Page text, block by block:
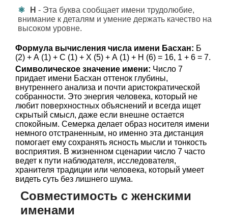
Н - Эта буква сообщает имени трудолюбие,
внимание к деталям и умение держать качество на
высоком уровне.
Формула вычисления числа имени Басхан: Б
(2) + А (1) + С (1) + Х (5) + А (1) + Н (6) = 16, 1 + 6 = 7.
Символическое значение имени: Число 7
придает имени Басхан оттенок глубины,
внутреннего анализа и почти аристократической
собранности. Это энергия человека, который не
любит поверхностных объяснений и всегда ищет
скрытый смысл, даже если внешне остается
спокойным. Семерка делает образ носителя имени
немного отстраненным, но именно эта дистанция
помогает ему сохранять ясность мысли и тонкость
восприятия. В жизненном сценарии число 7 часто
ведет к пути наблюдателя, исследователя,
хранителя традиции или человека, который умеет
видеть суть без лишнего шума.
Совместимость с женскими
именами